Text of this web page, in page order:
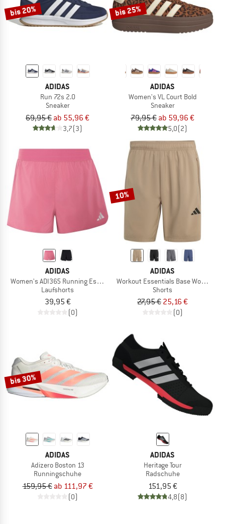
bis 20%
ADIDAS
Run 72s 2.0
Sneaker
69,95 € ab 55,96 €
3,7(3)
bis 25%
ADIDAS
Women's VL Court Bold
Sneaker
79,95 € ab 59,96 €
5,0(2)
ADIDAS
Women's ADI365 Running Essentials 2In1 Shorts
Laufshorts
39,95 €
(0)
10%
ADIDAS
Workout Essentials Base Woven
Shorts
27,95 € 25,16 €
(0)
bis 30%
ADIDAS
Adizero Boston 13
Runningschuhe
159,95 € ab 111,97 €
(0)
ADIDAS
Heritage Tour
Radschuhe
151,95 €
4,8(8)